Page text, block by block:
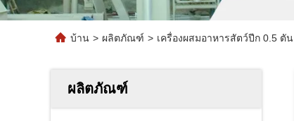
บ้าน > ผลิตภัณฑ์ > เครื่องผสมอาหารสัตว์ปีก 0.5 ตัน
ผลิตภัณฑ์